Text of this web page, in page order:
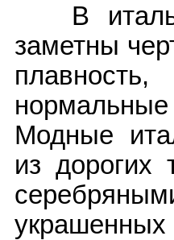
В
заметны
Модные
из дорогих